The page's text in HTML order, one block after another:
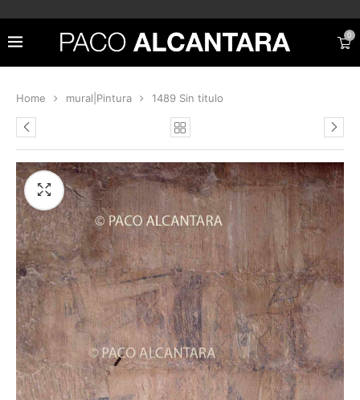
0
Home mural|Pintura 1489 Sin titulo